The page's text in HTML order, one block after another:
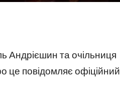
Андрієшин та очільниця
це повідомляє офіційний